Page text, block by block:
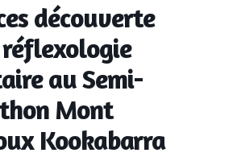
découverte
au Semi-
Mont
Kookabarra